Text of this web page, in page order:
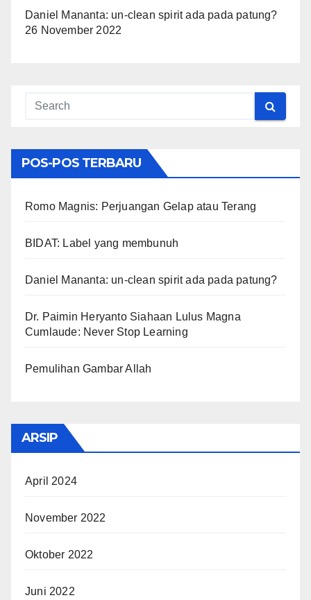
Daniel Mananta: un-clean spirit ada pada patung?
26 November 2022
POS-POS TERBARU
Romo Magnis: Perjuangan Gelap atau Terang
BIDAT: Label yang membunuh
Daniel Mananta: un-clean spirit ada pada patung?
Dr. Paimin Heryanto Siahaan Lulus Magna
Cumlaude: Never Stop Learning
Pemulihan Gambar Allah
ARSIP
April 2024
November 2022
Oktober 2022
Juni 2022